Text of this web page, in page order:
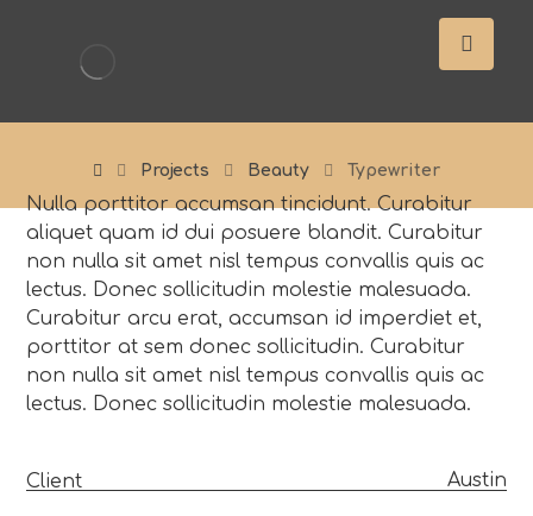
Projects Beauty Typewriter
Nulla porttitor accumsan tincidunt. Curabitur
aliquet quam id dui posuere blandit. Curabitur
non nulla sit amet nisl tempus convallis quis ac
lectus. Donec sollicitudin molestie malesuada.
Curabitur arcu erat, accumsan id imperdiet et,
porttitor at sem donec sollicitudin. Curabitur
non nulla sit amet nisl tempus convallis quis ac
lectus. Donec sollicitudin molestie malesuada.
Client Austin